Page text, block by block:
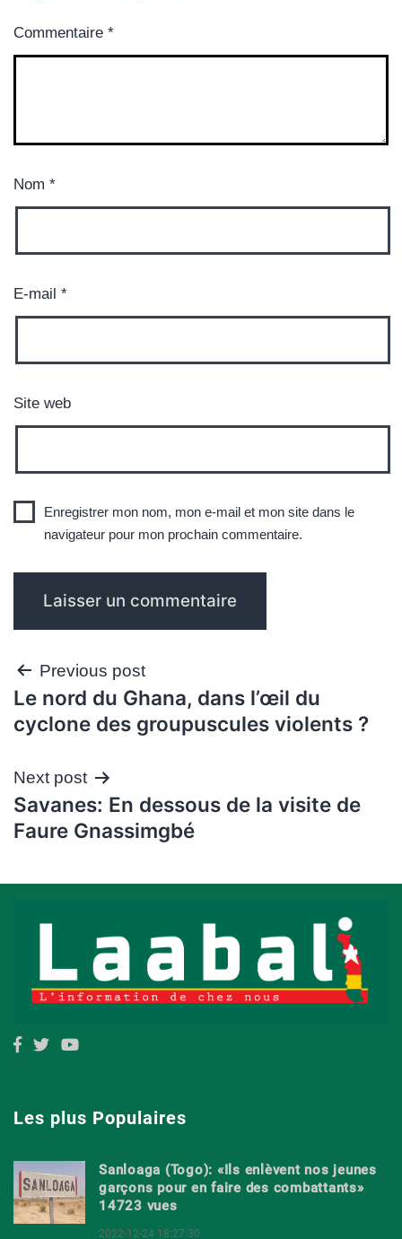
Commentaire *
Nom *
E-mail *
Site web
Enregistrer mon nom, mon e-mail et mon site dans le
navigateur pour mon prochain commentaire.
Navigation
de
Previous post
Le nord du Ghana, dans l’œil du
cyclone des groupuscules violents ?
Next post
Savanes: En dessous de la visite de
Faure Gnassimgbé
Les plus Populaires
Sanloaga (Togo): «Ils enlèvent nos jeunes
garçons pour en faire des combattants»
14723 vues
2022-12-24 18:27:30